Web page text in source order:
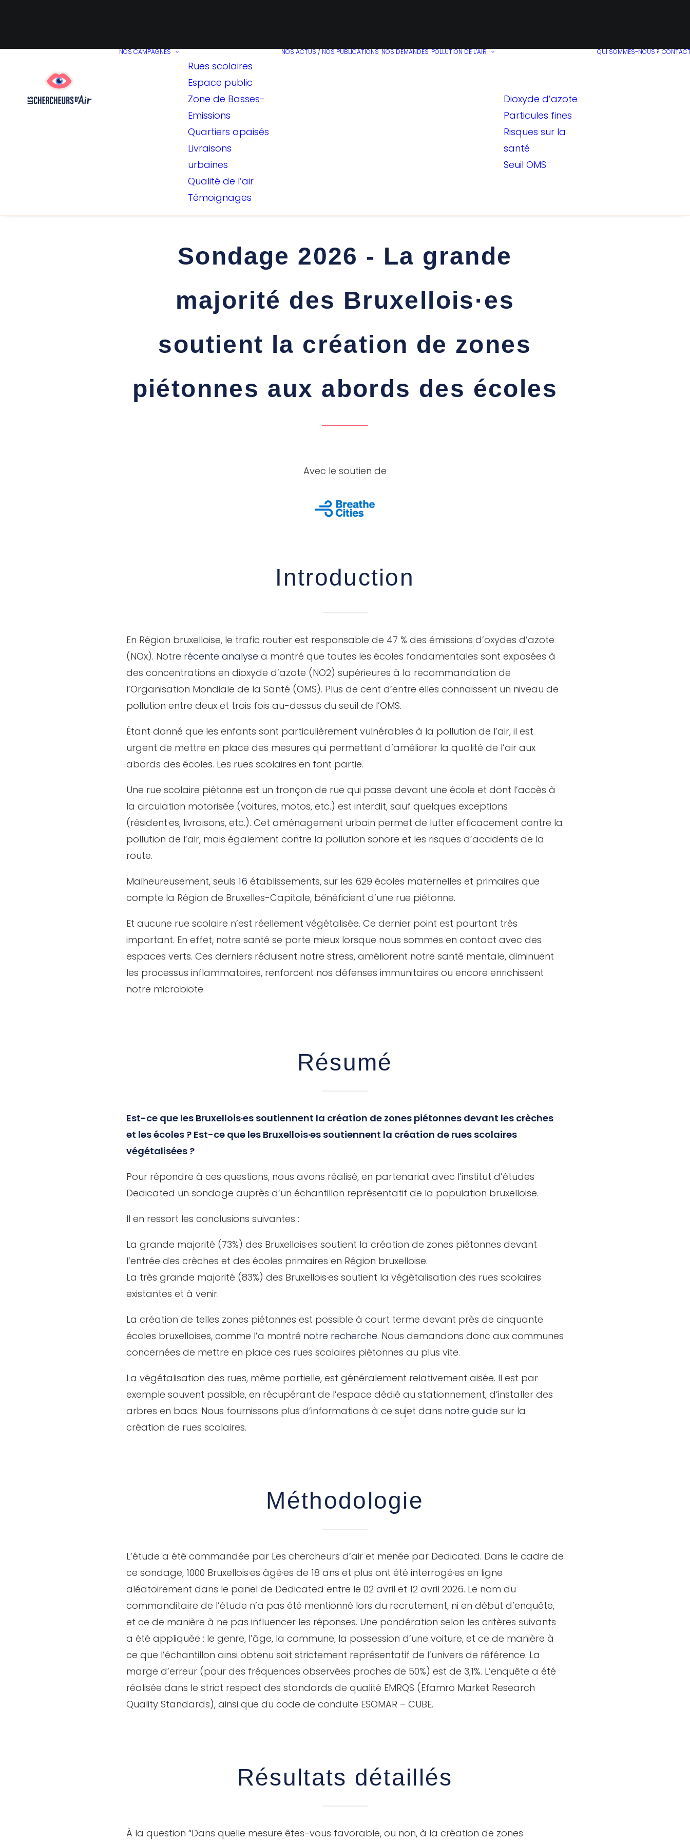
NOS CAMPAGNES
Rues scolaires
Espace public
Zone de Basses-
Emissions
Quartiers apaisés
Livraisons
urbaines
Qualité de l’air
Témoignages
NOS ACTUS / NOS PUBLICATIONS NOS DEMANDES POLLUTION DE L’AIR
Dioxyde d’azote
Particules fines
Risques sur la
santé
Seuil OMS
QUI SOMMES-NOUS ?
Sondage 2026 - La grande
majorité des Bruxellois·es
soutient la création de zones
piétonnes aux abords des écoles
Avec le soutien de
Introduction
En Région bruxelloise, le trafic routier est responsable de 47 % des émissions d’oxydes d’azote
(NOx). Notre récente analyse a montré que toutes les écoles fondamentales sont exposées à
des concentrations en dioxyde d’azote (NO2) supérieures à la recommandation de
l’Organisation Mondiale de la Santé (OMS). Plus de cent d’entre elles connaissent un niveau de
pollution entre deux et trois fois au-dessus du seuil de l’OMS.
Étant donné que les enfants sont particulièrement vulnérables à la pollution de l’air, il est
urgent de mettre en place des mesures qui permettent d’améliorer la qualité de l’air aux
abords des écoles. Les rues scolaires en font partie.
Une rue scolaire piétonne est un tronçon de rue qui passe devant une école et dont l’accès à
la circulation motorisée (voitures, motos, etc.) est interdit, sauf quelques exceptions
(résident·es, livraisons, etc.). Cet aménagement urbain permet de lutter efficacement contre la
pollution de l’air, mais également contre la pollution sonore et les risques d’accidents de la
route.
Malheureusement, seuls 16 établissements, sur les 629 écoles maternelles et primaires que
compte la Région de Bruxelles-Capitale, bénéficient d’une rue piétonne.
Et aucune rue scolaire n’est réellement végétalisée. Ce dernier point est pourtant très
important. En effet, notre santé se porte mieux lorsque nous sommes en contact avec des
espaces verts. Ces derniers réduisent notre stress, améliorent notre santé mentale, diminuent
les processus inflammatoires, renforcent nos défenses immunitaires ou encore enrichissent
notre microbiote.
Résumé
Est-ce que les Bruxellois·es soutiennent la création de zones piétonnes devant les crèches
et les écoles ? Est-ce que les Bruxellois·es soutiennent la création de rues scolaires
végétalisées ?
Pour répondre à ces questions, nous avons réalisé, en partenariat avec l’institut d’études
Dedicated un sondage auprès d’un échantillon représentatif de la population bruxelloise.
Il en ressort les conclusions suivantes :
La grande majorité (73%) des Bruxellois·es soutient la création de zones piétonnes devant
l’entrée des crèches et des écoles primaires en Région bruxelloise.
La très grande majorité (83%) des Bruxellois·es soutient la végétalisation des rues scolaires
existantes et à venir.
La création de telles zones piétonnes est possible à court terme devant près de cinquante
écoles bruxelloises, comme l’a montré notre recherche. Nous demandons donc aux communes
concernées de mettre en place ces rues scolaires piétonnes au plus vite.
La végétalisation des rues, même partielle, est généralement relativement aisée. Il est par
exemple souvent possible, en récupérant de l’espace dédié au stationnement, d’installer des
arbres en bacs. Nous fournissons plus d’informations à ce sujet dans notre guide sur la
création de rues scolaires.
Méthodologie
L’étude a été commandée par Les chercheurs d’air et menée par Dedicated. Dans le cadre de
ce sondage, 1000 Bruxellois·es âgé·es de 18 ans et plus ont été interrogé·es en ligne
aléatoirement dans le panel de Dedicated entre le 02 avril et 12 avril 2026. Le nom du
commanditaire de l’étude n’a pas été mentionné lors du recrutement, ni en début d’enquête,
et ce de manière à ne pas influencer les réponses. Une pondération selon les critères suivants
a été appliquée : le genre, l’âge, la commune, la possession d’une voiture, et ce de manière à
ce que l’échantillon ainsi obtenu soit strictement représentatif de l’univers de référence. La
marge d’erreur (pour des fréquences observées proches de 50%) est de 3,1%. L’enquête a été
réalisée dans le strict respect des standards de qualité EMRQS (Efamro Market Research
Quality Standards), ainsi que du code de conduite ESOMAR – CUBE.
Résultats détaillés
À la question “Dans quelle mesure êtes-vous favorable, ou non, à la création de zones